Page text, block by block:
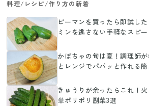
料理/レシピ/作り方の新着
ピーマンを買ったら即試し
ミンを逃さない手軽なスピ
かぼちゃの旬は夏！調理師
とレンジでパパッと作れる
きゅうりが余ったらこれ！
単ポリポリ副菜3選